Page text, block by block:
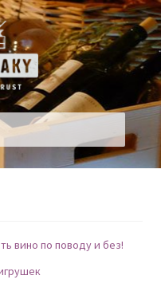
вино по поводу и без!